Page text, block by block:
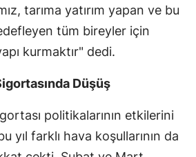
Muş
Nevşehir
Ordu
Rize
Sakarya
tarıma yatırım yapan ve bu
tüm bireyler için
kurmaktır" dedi.
Düşüş
politikalarının etkilerini
yıl farklı hava koşullarının da